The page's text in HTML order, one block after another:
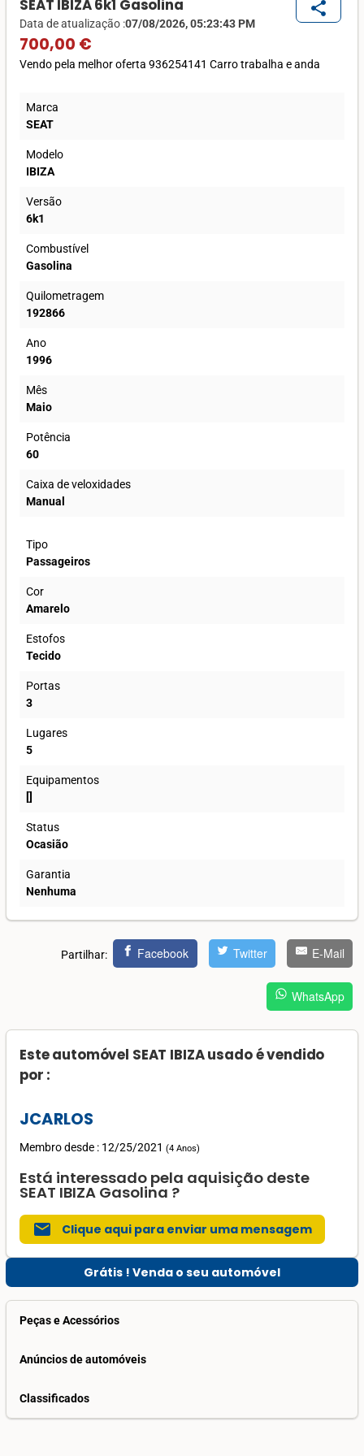
SEAT IBIZA 6k1 Gasolina
Data de atualização :07/08/2026, 05:23:43 PM
700,00 €
share
Vendo pela melhor oferta 936254141 Carro trabalha e anda
Marca
SEAT
Modelo
IBIZA
Versão
6k1
Combustível
Gasolina
Quilometragem
192866
Ano
1996
Mês
Maio
Potência
60
Caixa de veloxidades
Manual
Tipo
Passageiros
Cor
Amarelo
Estofos
Tecido
Portas
3
Lugares
5
Equipamentos
[]
Status
Ocasião
Garantia
Nenhuma
Partilhar: Facebook Twitter E-Mail
WhatsApp
Este automóvel SEAT IBIZA usado é vendido
por :
JCARLOS
Membro desde : 12/25/2021 (4 Anos)
Está interessado pela aquisição deste
SEAT IBIZA Gasolina ?
mail Clique aqui para enviar uma mensagem
Grátis ! Venda o seu automóvel
Peças e Acessórios
Anúncios de automóveis
Classificados